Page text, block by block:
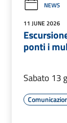
NEWS
11 JUNE 2026
ponti i
Sabato 13